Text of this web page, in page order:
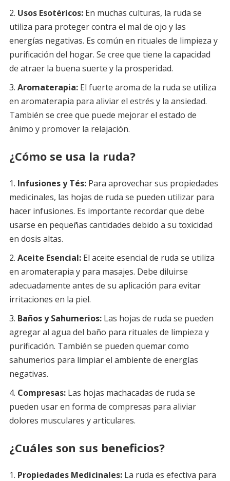
Usos Esotéricos:En muchas culturas, la ruda se
utiliza para proteger contra el mal de ojo y las
energías negativas. Es común en rituales de limpieza y
purificación del hogar. Se cree que tiene la capacidad
de atraer la buena suerte y la prosperidad.
Aromaterapia:El fuerte aroma de la ruda se utiliza
en aromaterapia para aliviar el estrés y la ansiedad.
También se cree que puede mejorar el estado de
ánimo y promover la relajación.
¿Cómo se usa la ruda?
Infusiones y Tés:Para aprovechar sus propiedades
medicinales, las hojas de ruda se pueden utilizar para
hacer infusiones. Es importante recordar que debe
usarse en pequeñas cantidades debido a su toxicidad
en dosis altas.
Aceite Esencial:El aceite esencial de ruda se utiliza
en aromaterapia y para masajes. Debe diluirse
adecuadamente antes de su aplicación para evitar
irritaciones en la piel.
Baños y Sahumerios:Las hojas de ruda se pueden
agregar al agua del baño para rituales de limpieza y
purificación. También se pueden quemar como
sahumerios para limpiar el ambiente de energías
negativas.
Compresas:Las hojas machacadas de ruda se
pueden usar en forma de compresas para aliviar
dolores musculares y articulares.
¿Cuáles son sus beneficios?
Propiedades Medicinales:La ruda es efectiva para